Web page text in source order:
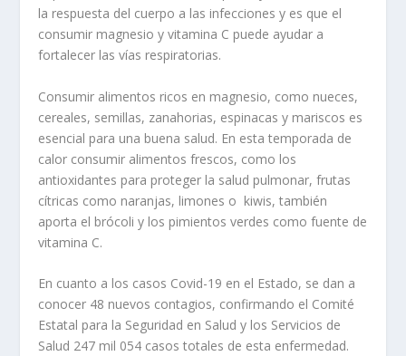
la respuesta del cuerpo a las infecciones y es que el
consumir magnesio y vitamina C puede ayudar a
fortalecer las vías respiratorias.
Consumir alimentos ricos en magnesio, como nueces,
cereales, semillas, zanahorias, espinacas y mariscos es
esencial para una buena salud. En esta temporada de
calor consumir alimentos frescos, como los
antioxidantes para proteger la salud pulmonar, frutas
cítricas como naranjas, limones o kiwis, también
aporta el brócoli y los pimientos verdes como fuente de
vitamina C.
En cuanto a los casos Covid-19 en el Estado, se dan a
conocer 48 nuevos contagios, confirmando el Comité
Estatal para la Seguridad en Salud y los Servicios de
Salud 247 mil 054 casos totales de esta enfermedad.